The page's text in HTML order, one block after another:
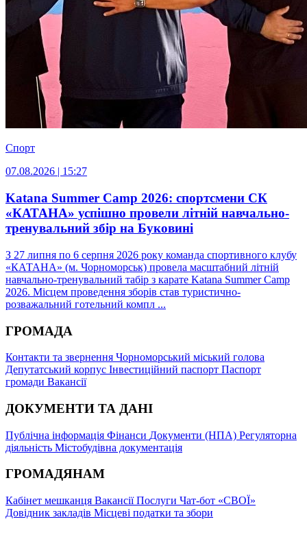
Спорт
07.08.2026 | 15:27
Katana Summer Camp 2026: спортсмени СК
«КАТАНА» успішно провели літній навчально-
тренувальний збір на Буковині
З 27 липня по 6 серпня 2026 року команда спортивного клубу
«КАТАНА» (м. Чорноморськ) провела масштабний літній
навчально-тренувальний табір з карате Katana Summer Camp
2026. Місцем проведення зборів став туристично-
розважальний готельний компл ...
ГРОМАДА
Контакти та звернення Чорноморський міський голова
Депутатський корпус Інвестиційний паспорт Паспорт
громади Вакансії
ДОКУМЕНТИ ТА ДАНІ
Публічна інформація Фінанси Документи (НПА) Регуляторна
діяльність Містобудівна документація
ГРОМАДЯНАМ
Кабінет мешканця ВакансіїПослуги Чат-бот «СВОЇ»
Довідник закладів Місцеві податки та збори